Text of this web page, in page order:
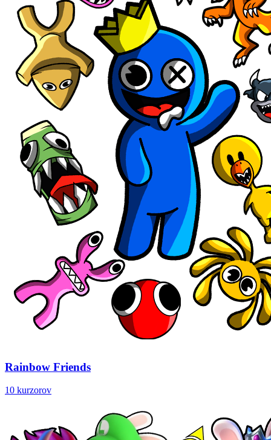
Rainbow Friends
10 kurzorov